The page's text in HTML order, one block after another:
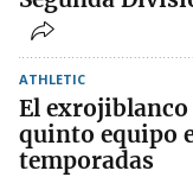
ATHLETIC
El exrojiblanco
quinto equipo
temporadas